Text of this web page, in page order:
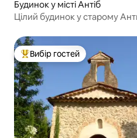
Будинок у місті Антіб
Цілий будинок у старому
Топ вибір гостей
Вибір гостей